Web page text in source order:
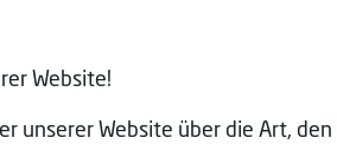
Website!
unserer Website über die Art,